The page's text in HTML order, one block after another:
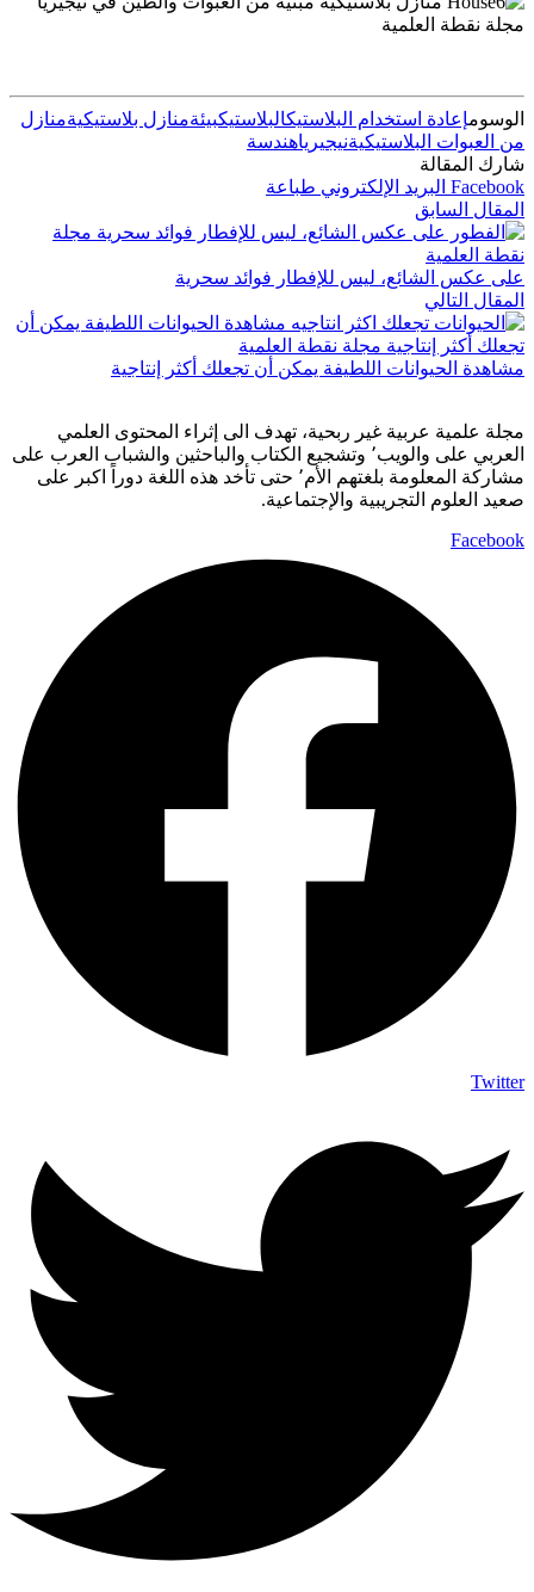
الوسومإعادة استخدام البلاستيكالبلاستيكبيئةمنازل بلاستيكيةمنازل
من العبوات البلاستيكيةنيجيرياهندسة
شارك المقالة
Facebook البريد الإلكتروني طباعة
المقال السابق
على عكس الشائع، ليس للإفطار فوائد سحرية
المقال التالي
مشاهدة الحيوانات اللطيفة يمكن أن تجعلك أكثر إنتاجية
مجلة علمية عربية غير ربحية، تهدف الى إثراء المحتوى العلمي
العربي على والويب٬ وتشجيع الكتاب والباحثين والشباب العرب على
مشاركة المعلومة بلغتهم الأم٬ حتى تأخد هذه اللغة دوراً اكبر على
صعيد العلوم التجريبية والإجتماعية.
Facebook
Twitter